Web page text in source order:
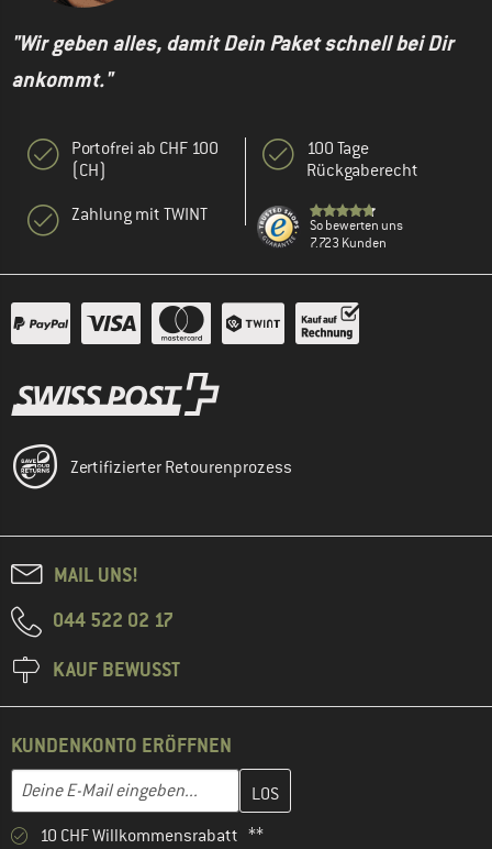
"Wir geben alles, damit Dein Paket schnell bei Dir
ankommt."
Portofrei ab CHF 100
(CH)
Zahlung mit TWINT
100 Tage
Rückgaberecht
So bewerten uns
7.723 Kunden
Zertifizierter Retourenprozess
MAIL UNS!
044 522 02 17
KAUF BEWUSST
KUNDENKONTO ERÖFFNEN
E-Mail-Adresse
Gib hier deine E-Mail-Adresse ein und erstelle im nächsten
10 CHF Willkommensrabatt **